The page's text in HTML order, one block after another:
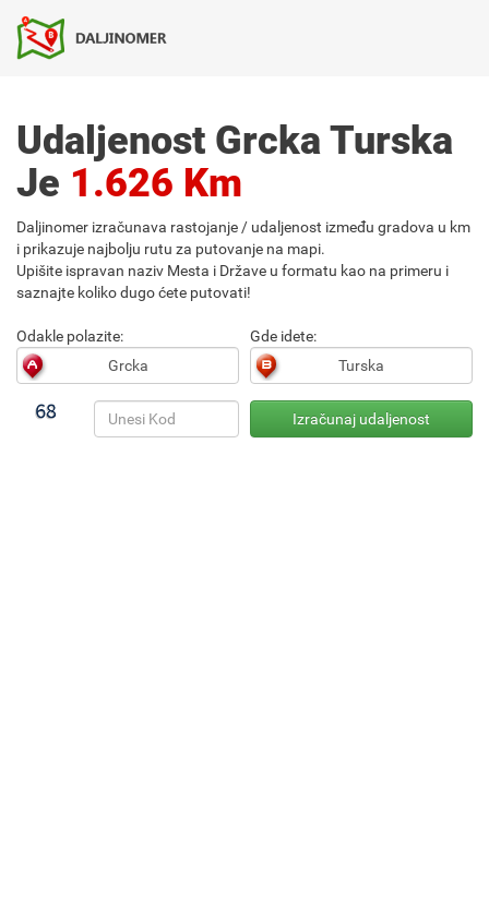
Udaljenost Grcka Turska
Je 1.626 Km
Daljinomer izračunava rastojanje / udaljenost između gradova u km
i prikazuje najbolju rutu za putovanje na mapi.
Upišite ispravan naziv Mesta i Države u formatu kao na primeru i
saznajte koliko dugo ćete putovati!
Odakle polazite: Gde idete: